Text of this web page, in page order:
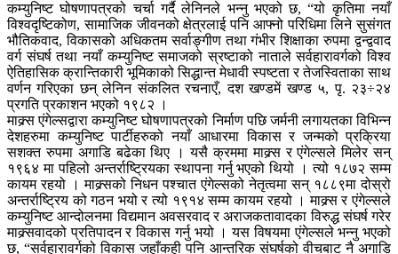
कम्युनिष्ट घोषणापत्रको चर्चा गर्दै लेनिनले भन्नु भएको छ, “यो कृतिमा नयाँ
विश्वदृष्टिकोण, सामाजिक जीवनको क्षेत्रलाई पनि आफ्नो परिधिमा लिने सुसंगत
भौतिकवाद, विकासको अधिकतम सर्वाङ्गीण तथा गंभीर शिक्षाका रुपमा द्वन्द्ववाद
वर्ग संघर्ष तथा नयाँ कम्युनिष्ट समाजको स्रष्टाको नाताले सर्वहारावर्गको विश्व
ऐतिहासिक क्रान्तिकारी भूमिकाको सिद्धान्त मेधावी स्पष्टता र तेजस्विताका साथ
वर्णन गरिएका छन् लेनिन संकलित रचनाएँ, दश खण्डमें खण्ड ५, पृ. २३÷२४
प्रगति प्रकाशन भएको १९८२ ।
माक्र्स एंगेल्सद्वारा कम्युनिष्ट घोषणापत्रको निर्माण पछि जर्मनी लगायतका विभिन्न
देशहरुमा कम्युनिष्ट पार्टीहरुको नयाँ आधारमा विकास र जन्मको प्रक्रिया
सशक्त रुपमा अगाडि बढेका थिए । यसै क्रममा माक्र्स र एंगेल्सले मिलेर सन्
१९६४ मा पहिलो अन्तर्राष्ट्रियका स्थापना गर्नु भएको थियो । त्यो १८७२ सम्म
कायम रहयो । माक्र्सको निधन पश्चात एंगेल्सको नेतृत्वमा सन् १८८९मा दोस्रो
अन्तर्राष्ट्रिय को गठन भयो र त्यो १९१४ सम्म कायम रहयो । माक्र्स र एंगेल्सले
कम्युनिष्ट आन्दोलनमा विद्यमान अवसरवाद र अराजकतावादका विरुद्ध संघर्ष गरेर
माक्र्सवादको प्रतिपादन र विकास गर्नु भयो । यस विषयमा एंगेल्सले भन्नु भएको
छ, “सर्वहारावर्गको विकास जहाँकही पनि आन्तरिक संघर्षको वीचबाट नै अगाडि